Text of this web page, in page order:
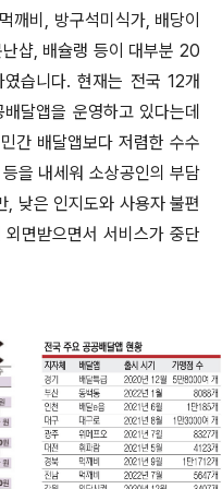
먹깨비 , 방구석미식가, 배당이
샵, 배슐랭 등이 대부분 20
습니다.현재는 전국12개
달앱을 운영하고 있다는데
간 배달앱보다 저렴한 수수
을 내세워 소상공인의 부담
, 낮은 인지도와 사용자 불편
면받으면서 서비스가 중단